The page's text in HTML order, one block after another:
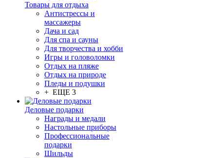
Товары для отдыха
Антистрессы и
массажеры
Дача и сад
Для спа и сауны
Для творчества и хобби
Игры и головоломки
Отдых на пляже
Отдых на природе
Пледы и подушки
+ ЕЩЕ 3
Деловые подарки
Награды и медали
Настольные приборы
Профессиональные
подарки
Шильды